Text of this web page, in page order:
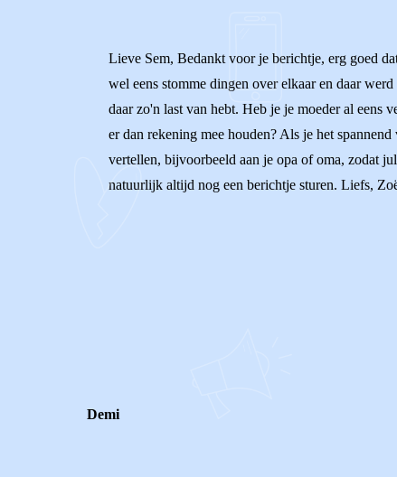
Lieve Sem, Bedankt voor je berichtje, erg goed
wel eens stomme dingen over elkaar en daar
daar zo'n last van hebt. Heb je je moeder al eens
er dan rekening mee houden? Als je het
vertellen, bijvoorbeeld aan je opa of oma, zodat
natuurlijk altijd nog een berichtje sturen. Liefs,
Demi